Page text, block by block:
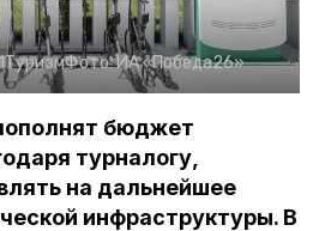
ТуризмФото:ИА «Победа26»
бюджет
турналогу,
на дальнейшее
инфраструктуры. В